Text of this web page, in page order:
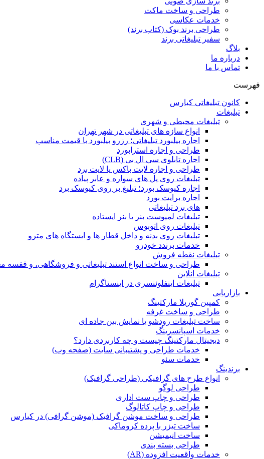
طراحی و ساخت ماکت
خدمات عکاسی
طراحی برند بوک (کتاب برند)
سفیر تبلیغاتی برند
بلاگ
درباره ما
تماس با ما
فهرست
کانون تبلیغاتی کیارس
تبلیغات
تبلیغات محیطی و شهری
انواع سازه‌ های تبلیغاتی در شهر تهران
اجاره بیلبورد تبلیغاتی؛ رزرو بیلبورد با قیمت مناسب
طراحی و اجاره استرابورد
اجاره تابلوی سی ال بی (CLB)
طراحی و اجاره لایت باکس یا لایت برد
تبلیغات روی پل های سواره و عابر پیاده
اجاره کیوسک بورد؛ تبلیغ بر روی کیوسک برد
اجاره برایت بورد
های برد تبلیغاتی
تبلیغات لمپوست بنر یا بنر ایستاده
تبلیغات روی اتوبوس
تبلیغات روی بدنه و داخل قطار ها و ایستگاه های مترو
خدمات برندد خودرو
تبلیغات نقطه فروش
طراحی و ساخت انواع استند تبلیغاتی و فروشگاهی، و قفسه
تبلیغات انلاین
تبلیغات اینفلوئنسری در اینستاگرام
بازاریابی
کمپین گوریلا مارکتینگ
طراحی و ساخت غرفه
ساخت تبلیغات رودشو یا نمایش بین جاده ای
خدمات اسپانسرینگ
دیجیتال مارکتینگ چیست و چه کاربردی دارد؟
خدمات طراحی و پشتیبانی سایت (صفحه وب)
خدمات سئو
برندینگ
انواع طرح های گرافیکی (طراحی گرافیک)
طراحی لوگو
طراحی و چاپ ست اداری
طراحی و چاپ کاتالوگ
طراحی و ساخت موشن گرافیک (موشن گرافی) در کیارس
ساخت تیزر با پرده کروماکی
ساخت انیمیشن
طراحی بسته بندی
خدمات واقعیت افزوده (AR)